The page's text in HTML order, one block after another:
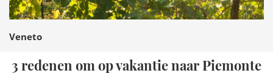
Veneto
3 redenen om op vakantie naar Piemonte